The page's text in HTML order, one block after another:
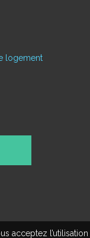
acceptez l’utilisation
logement